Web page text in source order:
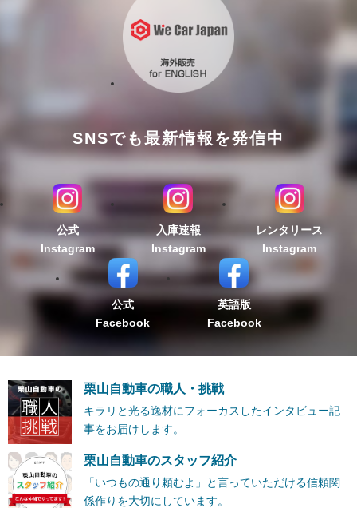
SNSでも最新情報を発信中
公式
Instagram
入庫速報
Instagram
レンタリース
Instagram
公式
Facebook
英語版
Facebook
栗山自動車の職人・挑戦
キラリと光る逸材にフォーカスしたインタビュー記
事をお届けします。
栗山自動車のスタッフ紹介
「いつもの通り頼むよ」と言っていただける信頼関
係作りを大切にしています。